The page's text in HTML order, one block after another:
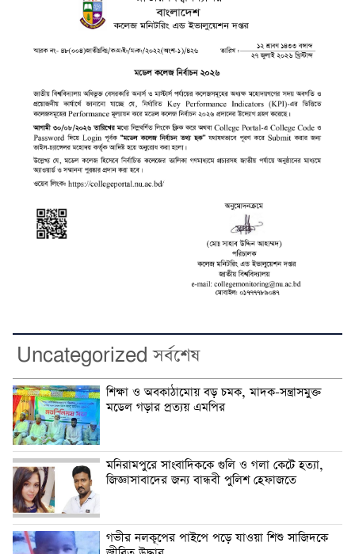
Uncategorized সর্বশেষ
শিক্ষা ও অবকাঠামোয় বড় চমক, মাদক-সন্ত্রাসমুক্ত
মডেল গড়ার প্রত্যয় এমপির
মনিরামপুরে সাংবাদিককে গুলি ও গলা কেটে হত্যা,
জিজ্ঞাসাবাদের জন্য বান্ধবী পুলিশ হেফাজতে
গভীর নলকূপের পাইপে পড়ে যাওয়া শিশু সাজিদকে